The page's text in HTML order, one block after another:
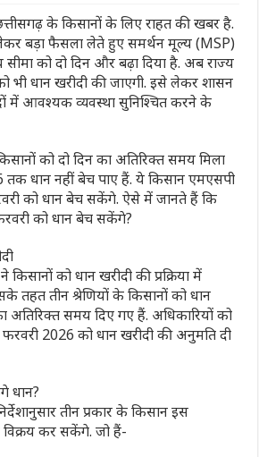
के किसानों के लिए राहत की खबर है.
बड़ा फैसला लेते हुए समर्थन मूल्य (MSP)
को दो दिन और बढ़ा दिया है. अब राज्य
भी धान खरीदी की जाएगी. इसे लेकर शासन
में आवश्यक व्यवस्था सुनिश्चित करने के
को दो दिन का अतिरिक्त समय मिला
धान नहीं बेच पाए हैं. ये किसान एमएसपी
को धान बेच सकेंगे. ऐसे में जानते हैं कि
को धान बेच सकेंगे?
किसानों को धान खरीदी की प्रक्रिया में
तहत तीन श्रेणियों के किसानों को धान
अतिरिक्त समय दिए गए हैं. अधिकारियों को
2026 को धान खरीदी की अनुमति दी
धान?
तीन प्रकार के किसान इस
विक्रय कर सकेंगे. जो हैं-